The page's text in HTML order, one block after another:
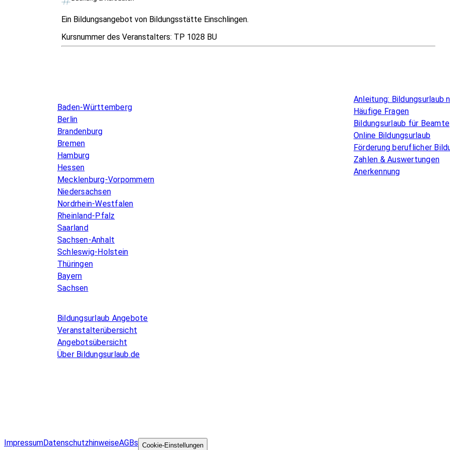
Ein Bildungsangebot von Bildungsstätte Einschlingen.
Kursnummer des Veranstalters: TP 1028 BU
Baden-Württemberg
Berlin
Brandenburg
Bremen
Hamburg
Hessen
Mecklenburg-Vorpommern
Niedersachsen
Nordrhein-Westfalen
Rheinland-Pfalz
Saarland
Sachsen-Anhalt
Schleswig-Holstein
Thüringen
Bayern
Sachsen
Anleitung: Bildungsurlaub
Häufige Fragen
Bildungsurlaub für Beamte
Online Bildungsurlaub
Förderung beruflicher
Zahlen & Auswertungen
Anerkennung
Bildungsurlaub Angebote
Veranstalterübersicht
Angebotsübersicht
Über Bildungsurlaub.de
ImpressumDatenschutzhinweiseAGBs Cookie-Einstellungen